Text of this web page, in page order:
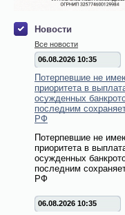
Новости
Все новости
06.08.2026 10:35
Потерпевшие не
приоритета в
осужденных
последним
РФ
Потерпевшие не
приоритета в
осужденных
последним
РФ
06.08.2026 10:35